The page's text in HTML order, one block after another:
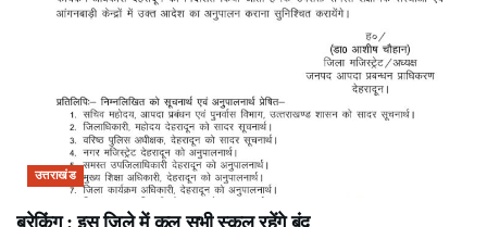
उत्तराखंड
ब्रेकिंग : इस जिले में कल सभी स्कूल रहेंगे बंद